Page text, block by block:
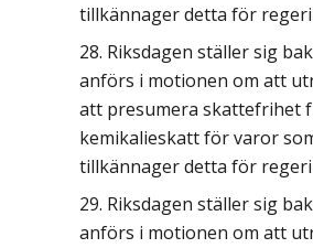
tillkännager detta för
Riksdagen ställer sig
anförs i motionen om att
att presumera skattefrihet
kemikalieskatt för varor
tillkännager detta för
Riksdagen ställer sig
anförs i motionen om att